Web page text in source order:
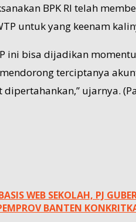
BPK RI telah
untuk yang keenam
ini bisa dijadikan
terciptanya
ujarnya.
WEB SEKOLAH, PJ
BANTEN